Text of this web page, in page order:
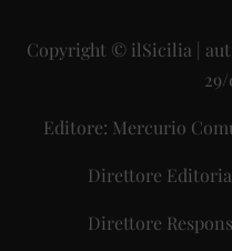
Copyright © ilSicilia |
Editore: Mercurio
Direttore
Direttore